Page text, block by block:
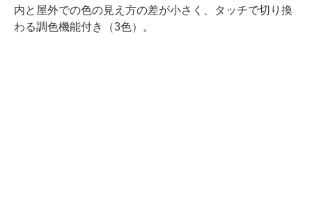
内と屋外での色の見え方の差が小さく、タッチで切り換
わる調色機能付き（3色）。